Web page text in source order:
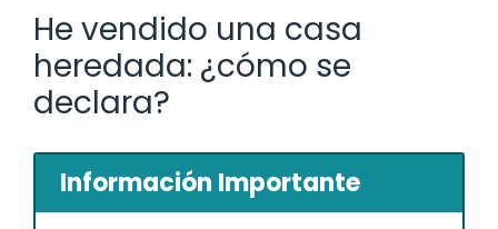
He vendido una casa
heredada: ¿cómo se
declara?
Información Importante